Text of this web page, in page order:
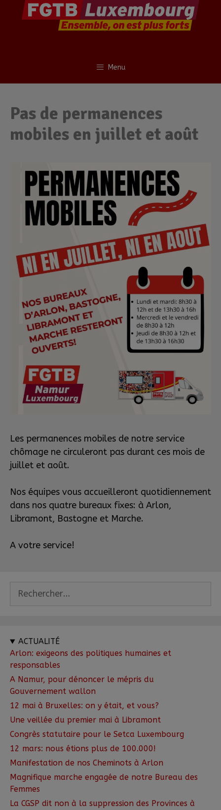
Menu
Pas de permanences
mobiles en juillet et août
Les permanences mobiles de notre service
chômage ne circuleront pas durant ces mois de
juillet et août.
Nos équipes vous accueilleront quotidiennement
dans nos quatre bureaux fixes: à Arlon,
Libramont, Bastogne et Marche.
A votre service!
ACTUALITÉ
Arlon: exigeons des politiques humaines et
responsables
A Namur, pour dénoncer le mépris du
Gouvernement wallon
12 mai à Bruxelles: on y était, et vous?
Une veillée du premier mai à Libramont
Congrès statutaire pour le Setca Luxembourg
12 mars: nous étions plus de 100.000!
Manifestation de nos Cheminots à Arlon
Magnifique marche engagée de notre Bureau des
Femmes
La CGSP dit non à la suppression des Provinces à